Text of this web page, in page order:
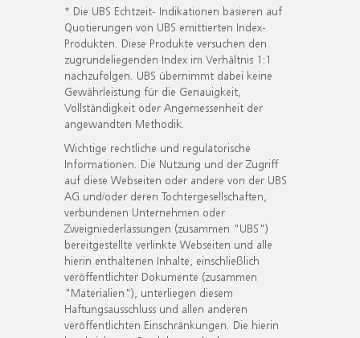
* Die UBS Echtzeit- Indikationen basieren auf
Quotierungen von UBS emittierten Index-
Produkten. Diese Produkte versuchen den
zugrundeliegenden Index im Verhältnis 1:1
nachzufolgen. UBS übernimmt dabei keine
Gewährleistung für die Genauigkeit,
Vollständigkeit oder Angemessenheit der
angewandten Methodik.
Wichtige rechtliche und regulatorische
Informationen. Die Nutzung und der Zugriff
auf diese Webseiten oder andere von der UBS
AG und/oder deren Tochtergesellschaften,
verbundenen Unternehmen oder
Zweigniederlassungen (zusammen "UBS")
bereitgestellte verlinkte Webseiten und alle
hierin enthaltenen Inhalte, einschließlich
veröffentlichter Dokumente (zusammen
"Materialien"), unterliegen diesem
Haftungsausschluss und allen anderen
veröffentlichten Einschränkungen. Die hierin